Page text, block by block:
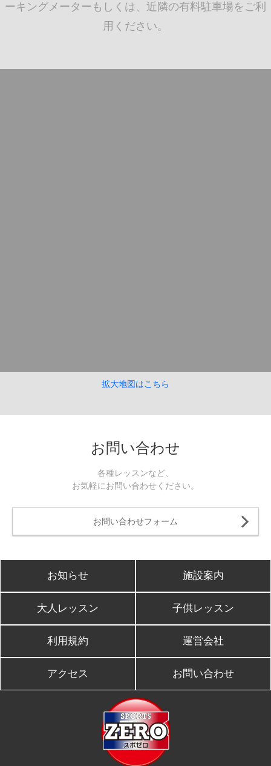
ーキングメーターもしくは、近隣の有料駐車場をご利
用ください。
拡大地図はこちら
お問い合わせ
各種レッスンなど、
お気軽にお問い合わせください。
お問い合わせフォーム
お知らせ 施設案内
大人レッスン 子供レッスン
利用規約 運営会社
アクセス お問い合わせ